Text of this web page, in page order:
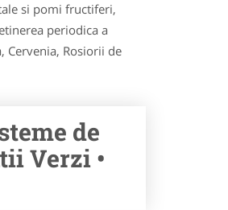
si pomi fructiferi,
periodica a
Cervenia, Rosiorii de
de
Verzi •